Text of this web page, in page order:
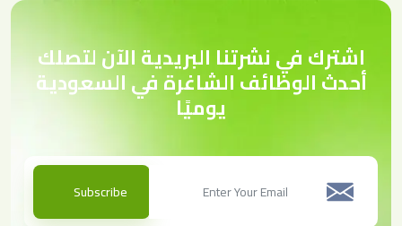
اشترك في نشرتنا البريدية الآن لتصلك
أحدث الوظائف الشاغرة في السعودية
يوميًا
Subscribe